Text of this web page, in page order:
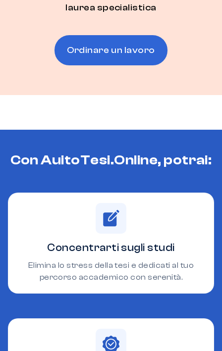
laurea specialistica
Ordinare un lavoro
Con AuitoTesi.Online, potrai:
Concentrarti sugli studi
Elimina lo stress della tesi e dedicati al tuo
percorso accademico con serenità.